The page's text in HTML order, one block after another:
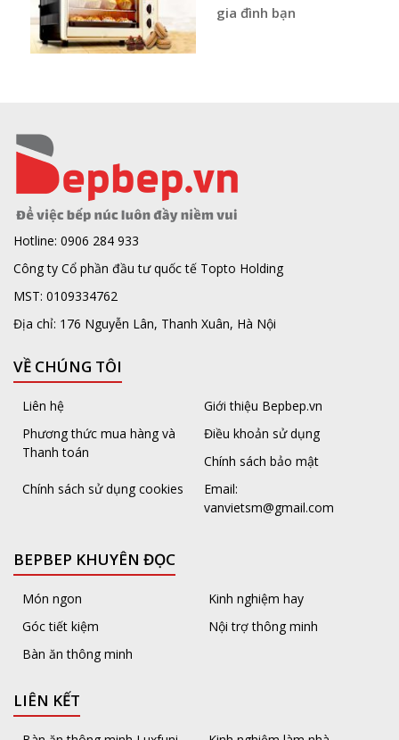
gia đình bạn
Hotline: 0906 284 933
Công ty Cổ phần đầu tư quốc tế Topto Holding
MST: 0109334762
Địa chỉ: 176 Nguyễn Lân, Thanh Xuân, Hà Nội
VỀ CHÚNG TÔI
Liên hệ
Giới thiệu Bepbep.vn
Phương thức mua hàng và
Thanh toán
Điều khoản sử dụng
Chính sách bảo mật
Chính sách sử dụng cookies
Email:
vanvietsm@gmail.com
BEPBEP KHUYÊN ĐỌC
Món ngon
Kinh nghiệm hay
Góc tiết kiệm
Nội trợ thông minh
Bàn ăn thông minh
LIÊN KẾT